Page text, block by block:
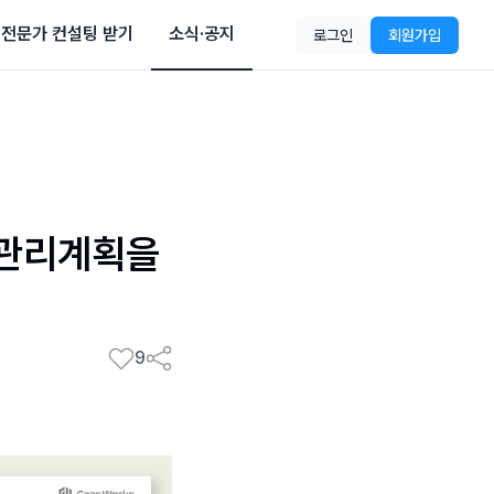
전문가 컨설팅 받기 소식·공지 로그인 회원가입
리계획을
9